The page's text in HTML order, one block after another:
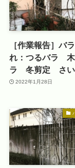
［作業報告］バ
れ：つるバラ
ラ 冬剪定 さい
2022年1月28日